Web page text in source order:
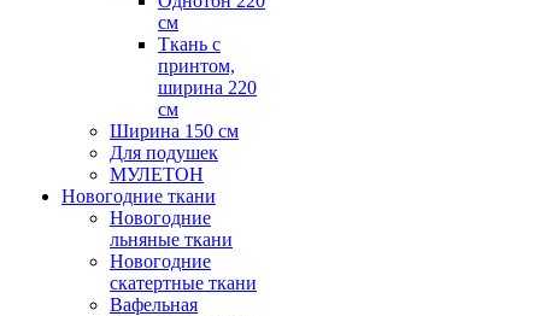
см
Ткань с
принтом,
ширина 220
см
Ширина 150 см
Для подушек
МУЛЕТОН
Новогодние ткани
Новогодние
льняные ткани
Новогодние
скатертные ткани
Вафельная